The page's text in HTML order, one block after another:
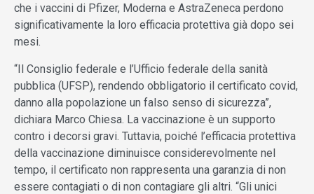
che i vaccini di Pfizer, Moderna e AstraZeneca perdono
significativamente la loro efficacia protettiva già dopo sei
mesi.
“Il Consiglio federale e l’Ufficio federale della sanità
pubblica (UFSP), rendendo obbligatorio il certificato covid,
danno alla popolazione un falso senso di sicurezza”,
dichiara Marco Chiesa. La vaccinazione è un supporto
contro i decorsi gravi. Tuttavia, poiché l’efficacia protettiva
della vaccinazione diminuisce considerevolmente nel
tempo, il certificato non rappresenta una garanzia di non
essere contagiati o di non contagiare gli altri. “Gli unici